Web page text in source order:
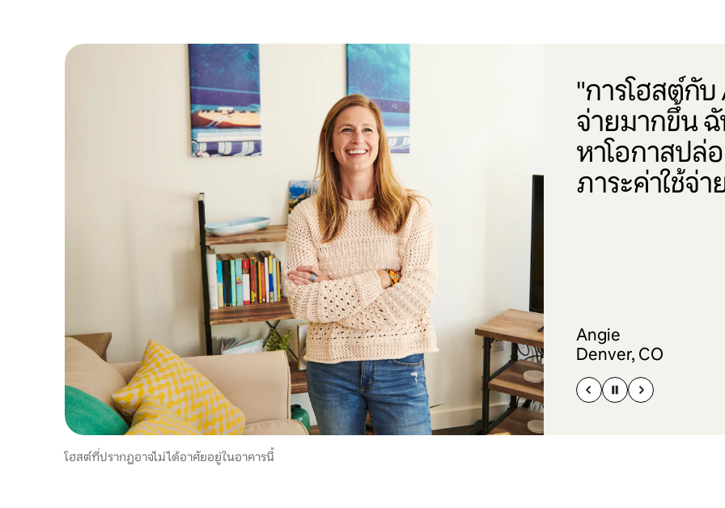
"การโฮสต์กับ
จ่ายมากขึ้น
หาโอกาสปล่
ภาระค่าใช้จ่
Angie
Denver, CO
โฮสต์ที่ปรากฏอาจไม่ได้อาศัยอยู่ในอาคารนี้